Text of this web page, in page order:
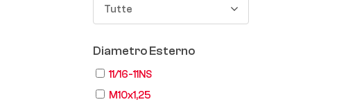
Tutte
Diametro Esterno
11/16-11NS
M10x1,25